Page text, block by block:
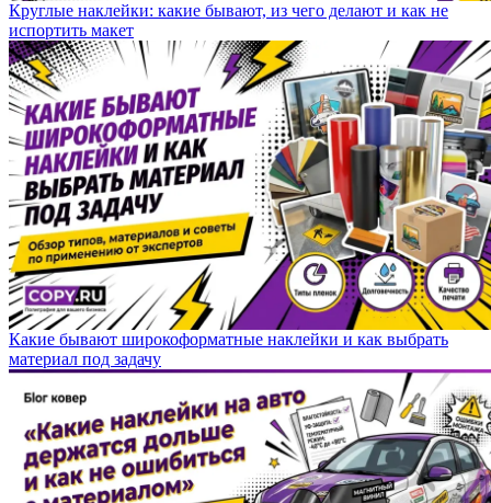
Круглые наклейки: какие бывают, из чего делают и как не
испортить макет
Какие бывают широкоформатные наклейки и как выбрать
материал под задачу